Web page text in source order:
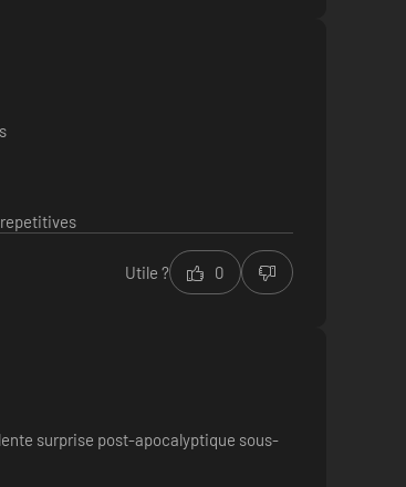
Utile ? 0
surprise post-apocalyptique sous-